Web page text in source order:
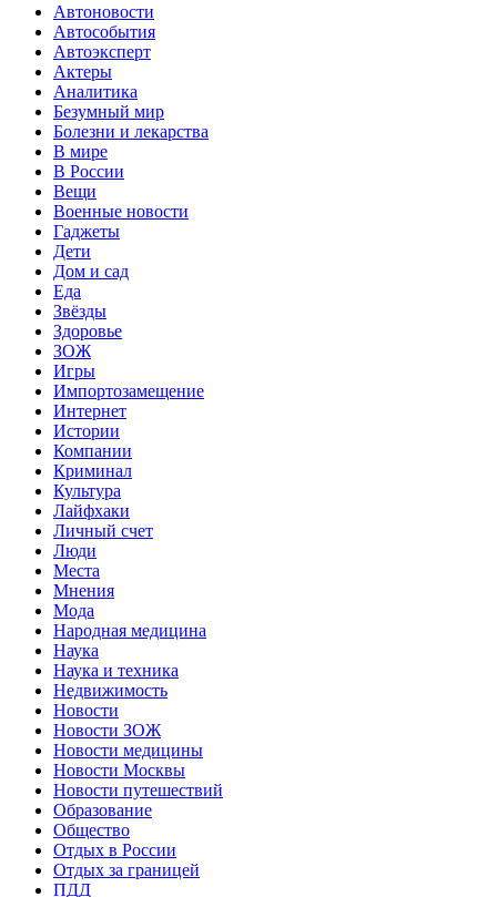
Автоновости
Автособытия
Автоэксперт
Актеры
Аналитика
Безумный мир
Болезни и лекарства
В мире
В России
Вещи
Военные новости
Гаджеты
Дети
Дом и сад
Еда
Звёзды
Здоровье
ЗОЖ
Игры
Импортозамещение
Интернет
Истории
Компании
Криминал
Культура
Лайфхаки
Личный счет
Люди
Места
Мнения
Мода
Народная медицина
Наука
Наука и техника
Недвижимость
Новости
Новости ЗОЖ
Новости медицины
Новости Москвы
Новости путешествий
Образование
Общество
Отдых в России
Отдых за границей
ПДД